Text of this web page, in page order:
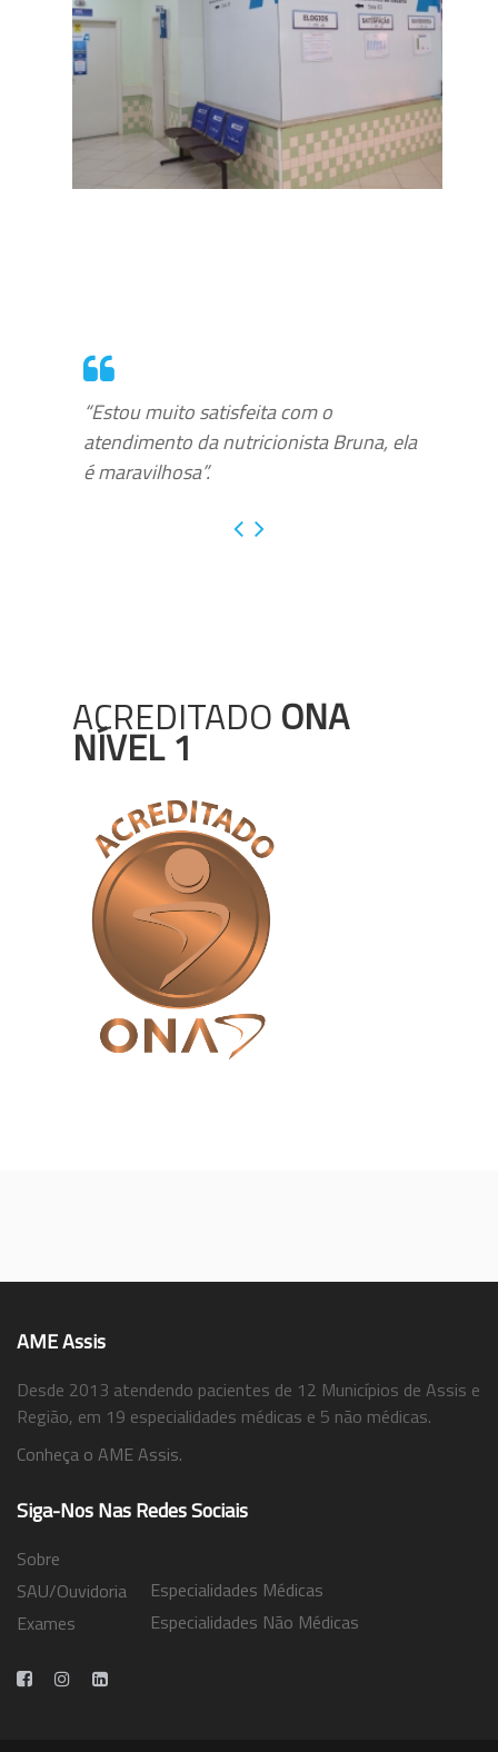
“Estou muito satisfeita com o
atendimento da nutricionista Bruna, ela
é maravilhosa”.
ACREDITADO ONA
NÍVEL 1
AME Assis
Desde 2013 atendendo pacientes de 12 Municípios de Assis e
Região, em 19 especialidades médicas e 5 não médicas.
Conheça o AME Assis.
Siga-Nos Nas Redes Sociais
Sobre
SAU/Ouvidoria
Exames
Especialidades Médicas
Especialidades Não Médicas